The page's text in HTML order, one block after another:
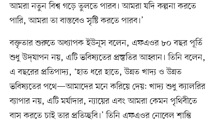
আমরা নতুন বিশ্ব গড়ে তুলতে পারব। আমরা যদি কল্পনা করতে
পারি, আমরা তা বাস্তবেও সৃষ্টি করতে পারব।’
বক্তৃতার শুরুতে অধ্যাপক ইউনূস বলেন, এফএওর ৮০ বছর পূর্তি
শুধু উদ্‌যাপন নয়, এটি ভবিষ্যতের প্রস্তুতির আহ্বান। তিনি বলেন,
এ বছরের প্রতিপাদ্য, ‘হাত ধরে হাতে, উন্নত খাদ্য ও উন্নত
ভবিষ্যতের পথে—আমাদের মনে করিয়ে দেয়: খাদ্য শুধু ক্যালরির
ব্যাপার নয়, এটি মর্যাদার, ন্যায়ের এবং আমরা কেমন পৃথিবীতে
বাস করতে চাই তার প্রতিচ্ছবি।’ তিনি এফএওর নোবেল শান্তি